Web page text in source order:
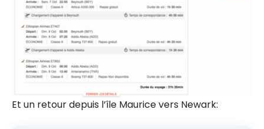
Et un retour depuis l’île Maurice vers Newark: